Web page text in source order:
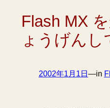
Flash MX
ょうげんし
2002年1月1日 —in